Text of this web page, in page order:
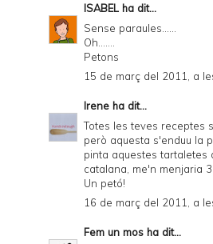
ISABEL ha dit...
Sense paraules......
Oh.......
Petons
15 de març del 2011, a
Irene ha dit...
Totes les teves receptes
però aquesta s'enduu la
pinta aquestes tartaletes
catalana, me'n menjaria 3
Un petó!
16 de març del 2011, a
Fem un mos ha dit...